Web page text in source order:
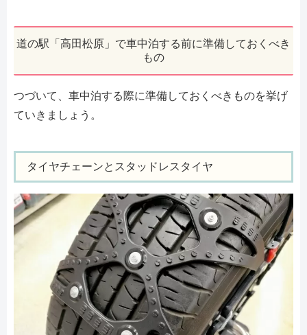
道の駅「高田松原」で車中泊する前に準備しておくべき
もの
つづいて、車中泊する際に準備しておくべきものを挙げ
ていきましょう。
タイヤチェーンとスタッドレスタイヤ